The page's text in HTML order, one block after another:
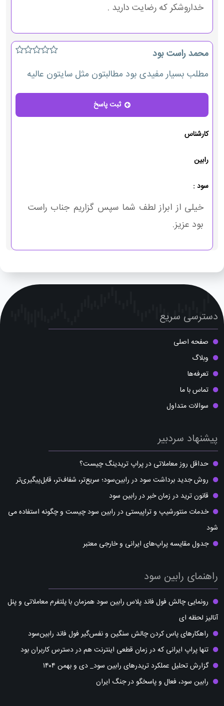
خداروشکر که رضایت دارید .
محمد راست بود
مطلب بسیار مفیدی بود مطالبتون مثل سایتون عالیه
ثبت پاسخ
کارشناس
رابین
سود :
خیلی از ابراز لطف شما سپس گزاریم جناب راست
بود عزیز.
دسترسی سریع
صفحه اصلی
وبلاگ
تعرفه‌ها
تماس با ما
سوالات متداول
پیشنهاد سردبیر
حداقل روز معاملاتی در پراپ تریدینگ چیست؟
روش جدید برداشت سود در رابین‌سود؛ سریع‌تر، شفاف‌تر، قابل‌پیگیری‌تر
قانون ترید در زمان خبر در رابین سود
خدمات منتورشیپ و تراپیستی در رابین سود چیست و چگونه استفاده می
شود
جدول مقایسه پراپ‌های ایرانی و خارجی معتبر
راهنمای رابین سود
رونمایی چالش فول فاند پلاس رابین سود همزمان با پلتفرم معاملاتی و پنل
آنالیز لحظه ای
راهکارهای پاس کردن چالش سنگین و نفس‌گیر فول فاند رابین‌سود
تنها پراپ ایرانی که در زمان قطعی اینترنت هم در دسترس کاربران بود
گزارش تحلیل عملکرد تریدرهای رابین سود_ دی و بهمن ۱۴۰۴
رابین سود، فعال و پاسخگو در جنگ ایران